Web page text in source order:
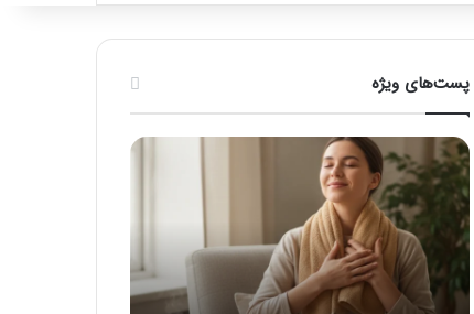
برای
پست‌های ویژه
ماساژ
برای
بهبود
تمرکز
ذهنی؛
با
این
مرداد 6, 1404
راهنمای
بعد
از